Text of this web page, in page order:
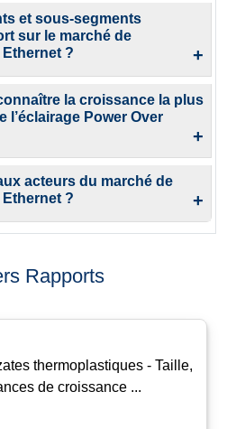
et sous-segments
sur le marché de
Ethernet ?
+
la croissance la plus
l’éclairage Power Over
+
acteurs du marché de
Ethernet ?
+
Rapports
thermoplastiques - Taille,
de croissance ...